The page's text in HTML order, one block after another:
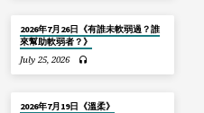
2026年7月26日《有誰未軟弱過？誰
來幫助軟弱者？》
July 25, 2026
2026年7月19日《溫柔》